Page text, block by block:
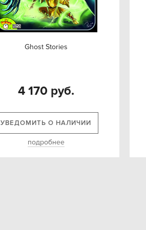
Ghost Stories
4 170 руб.
УВЕДОМИТЬ О НАЛИЧИИ
подробнее